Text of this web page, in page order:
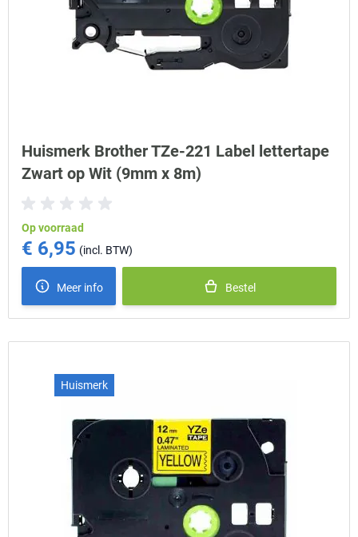
Huismerk Brother TZe-221 Label lettertape
Zwart op Wit (9mm x 8m)
Op voorraad
€ 6,95
Meer info Bestel
Huismerk